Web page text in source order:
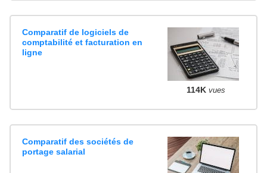
Comparatif de logiciels de
comptabilité et facturation en
ligne
114K vues
Comparatif des sociétés de
portage salarial